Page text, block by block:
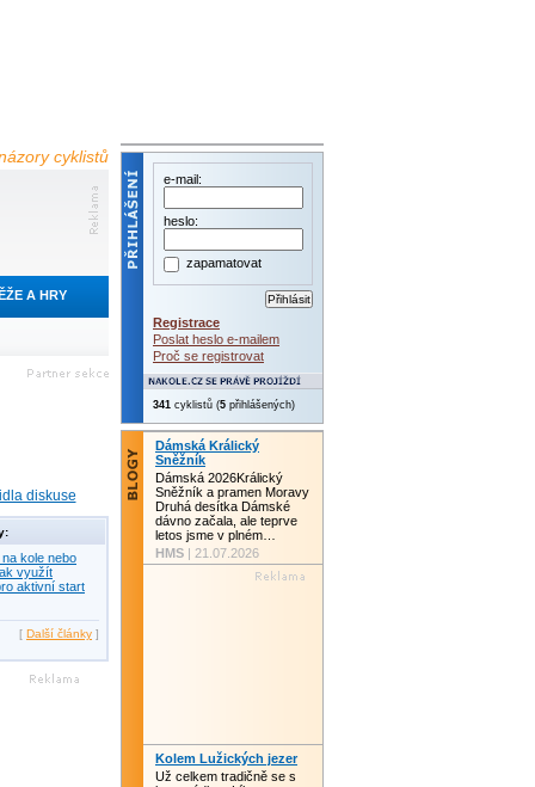
cyklistů
A HRY
diskuse
kole nebo
využít
aktivní start
[ Další články ]
e-mail:
heslo:
zapamatovat
Registrace
Poslat heslo e-mailem
Proč se registrovat
341 cyklistů (5 přihlášených)
Dámská Králický
Sněžník
Dámská 2026Králický
Sněžník a pramen Moravy
Druhá desítka Dámské
dávno začala, ale teprve
letos jsme v plném…
HMS | 21.07.2026
Kolem Lužických jezer
Už celkem tradičně se s